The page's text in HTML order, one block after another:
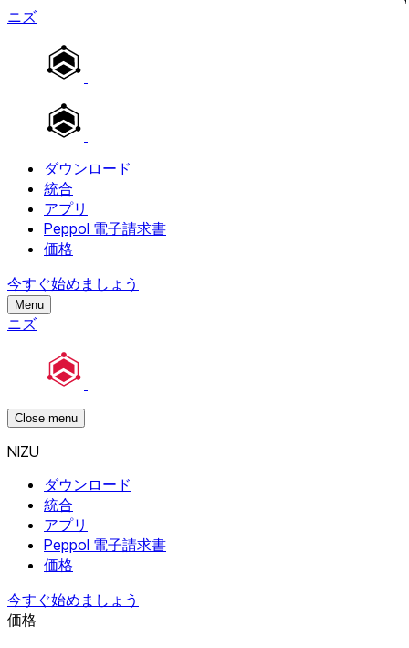
ニズ
ダウンロード
統合
アプリ
Peppol 電子請求書
価格
今すぐ始めましょう
Menu
ニズ
Close menu
NIZU
ダウンロード
統合
アプリ
Peppol 電子請求書
価格
今すぐ始めましょう
価格